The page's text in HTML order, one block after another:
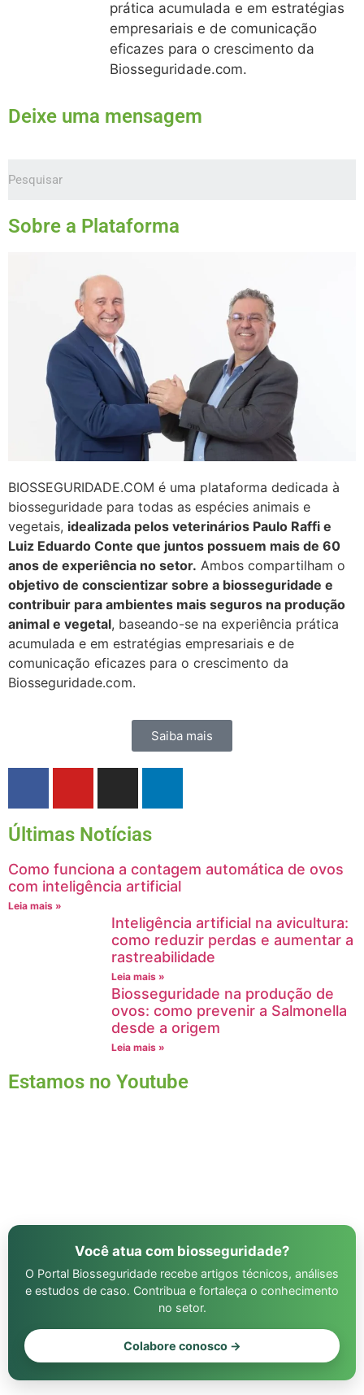
prática acumulada e em estratégias
empresariais e de comunicação
eficazes para o crescimento da
Biosseguridade.com.
Deixe uma mensagem
Sobre a Plataforma
BIOSSEGURIDADE.COM é uma plataforma dedicada à
biosseguridade para todas as espécies animais e
vegetais, idealizada pelos veterinários Paulo Raffi e
Luiz Eduardo Conte que juntos possuem mais de 60
anos de experiência no setor. Ambos compartilham o
objetivo de conscientizar sobre a biosseguridade e
contribuir para ambientes mais seguros na produção
animal e vegetal, baseando-se na experiência prática
acumulada e em estratégias empresariais e de
comunicação eficazes para o crescimento da
Biosseguridade.com.
Saiba mais
Últimas Notícias
Como funciona a contagem automática de ovos
com inteligência artificial
Leia mais »
Inteligência artificial na avicultura:
como reduzir perdas e aumentar a
rastreabilidade
Leia mais »
Biosseguridade na produção de
ovos: como prevenir a Salmonella
desde a origem
Leia mais »
Estamos no Youtube
Você atua com biosseguridade?
O Portal Biosseguridade recebe artigos técnicos, análises
e estudos de caso. Contribua e fortaleça o conhecimento
no setor.
Colabore conosco →